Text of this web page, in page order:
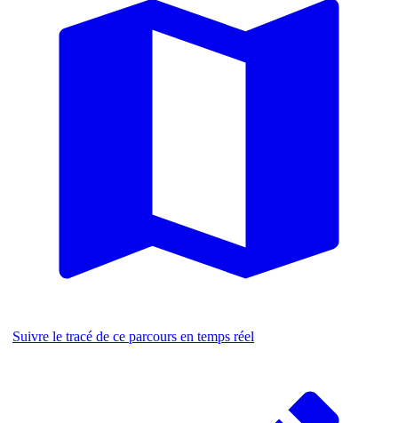
Suivre le tracé de ce parcours en temps réel